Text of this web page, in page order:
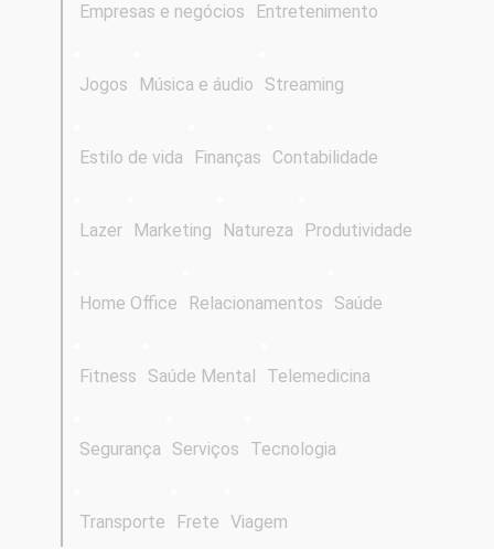
Empresas e negócios Entretenimento
Jogos Música e áudio Streaming
Estilo de vida Finanças Contabilidade
Lazer Marketing Natureza Produtividade
Home Office Relacionamentos Saúde
Fitness Saúde Mental Telemedicina
Segurança Serviços Tecnologia
Transporte Frete Viagem